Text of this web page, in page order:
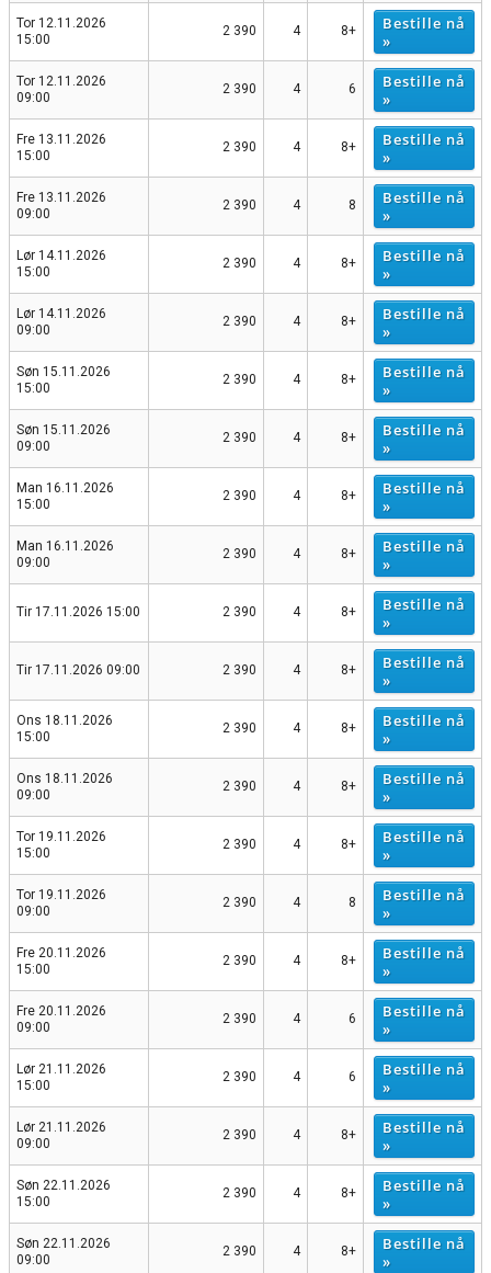
Tor 12.11.2026
15:00
2 390 4 8+
Bestille nå
»
Tor 12.11.2026
09:00
2 390 4 6
Bestille nå
»
Fre 13.11.2026
15:00
2 390 4 8+
Bestille nå
»
Fre 13.11.2026
09:00
2 390 4 8
Bestille nå
»
Lør 14.11.2026
15:00
2 390 4 8+
Bestille nå
»
Lør 14.11.2026
09:00
2 390 4 8+
Bestille nå
»
Søn 15.11.2026
15:00
2 390 4 8+
Bestille nå
»
Søn 15.11.2026
09:00
2 390 4 8+
Bestille nå
»
Man 16.11.2026
15:00
2 390 4 8+
Bestille nå
»
Man 16.11.2026
09:00
2 390 4 8+
Bestille nå
»
Tir 17.11.2026 15:00 2 390 4 8+
Bestille nå
»
Tir 17.11.2026 09:00 2 390 4 8+
Bestille nå
»
Ons 18.11.2026
15:00
2 390 4 8+
Bestille nå
»
Ons 18.11.2026
09:00
2 390 4 8+
Bestille nå
»
Tor 19.11.2026
15:00
2 390 4 8+
Bestille nå
»
Tor 19.11.2026
09:00
2 390 4 8
Bestille nå
»
Fre 20.11.2026
15:00
2 390 4 8+
Bestille nå
»
Fre 20.11.2026
09:00
2 390 4 6
Bestille nå
»
Lør 21.11.2026
15:00
2 390 4 6
Bestille nå
»
Lør 21.11.2026
09:00
2 390 4 8+
Bestille nå
»
Søn 22.11.2026
15:00
2 390 4 8+
Bestille nå
»
Søn 22.11.2026
09:00
2 390 4 8+
Bestille nå
»